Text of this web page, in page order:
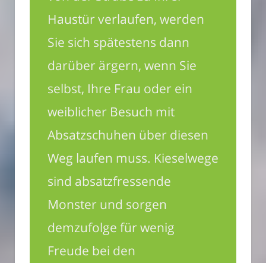
Haustür verlaufen, werden
Sie sich spätestens dann
darüber ärgern, wenn Sie
selbst, Ihre Frau oder ein
weiblicher Besuch mit
Absatzschuhen über diesen
Weg laufen muss. Kieselwege
sind absatzfressende
Monster und sorgen
demzufolge für wenig
Freude bei den